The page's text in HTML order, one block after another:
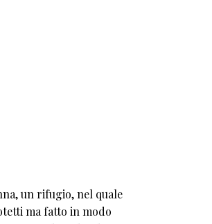
un rifugio, nel quale
ma fatto in modo